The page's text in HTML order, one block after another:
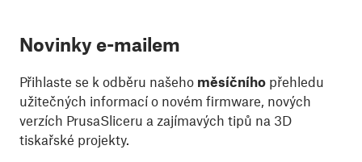
Novinky e-mailem
Přihlaste se k odběru našeho měsíčního přehledu
užitečných informací o novém firmware, nových
verzích PrusaSliceru a zajímavých tipů na 3D
tiskařské projekty.